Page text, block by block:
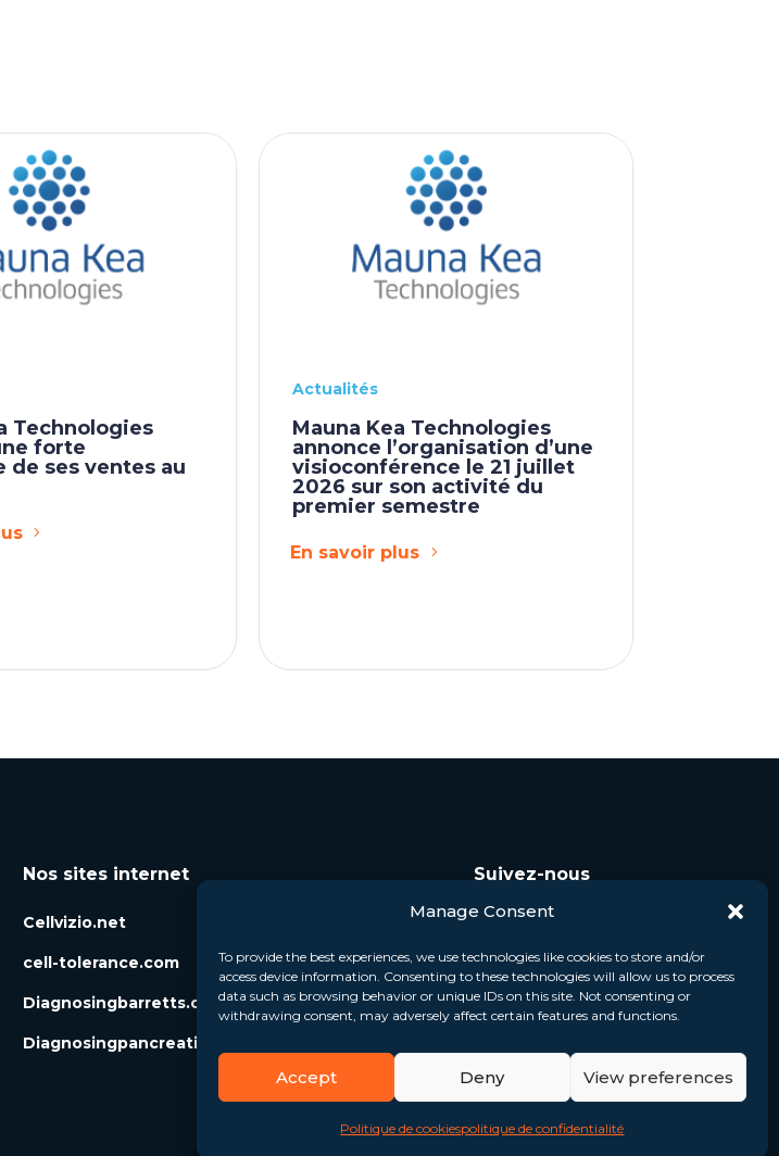
Manage Consent
To provide the best experiences, we use technologies like cookies to store and/or
access device information. Consenting to these technologies will allow us to process
data such as browsing behavior or unique IDs on this site. Not consenting or
withdrawing consent, may adversely affect certain features and functions.
Accept Deny View preferences
Politique de cookiespolitique de confidentialité
Technologies
forte
de ses ventes au
Actualités
Mauna Kea Technologies
annonce l’organisation d’une
visioconférence le 21 juillet
2026 sur son activité du
premier semestre
En savoir plus
Nos sites internet
Cellvizio.net
cell-tolerance.com
Diagnosingbarretts.org
Diagnosingpancreaticcysts.org
Suivez-nous